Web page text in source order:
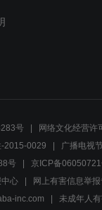
号 网络文化经营
2015-0029
广播电视
号 京ICP备
心 网上有害信息举报
inc.com
未成年人